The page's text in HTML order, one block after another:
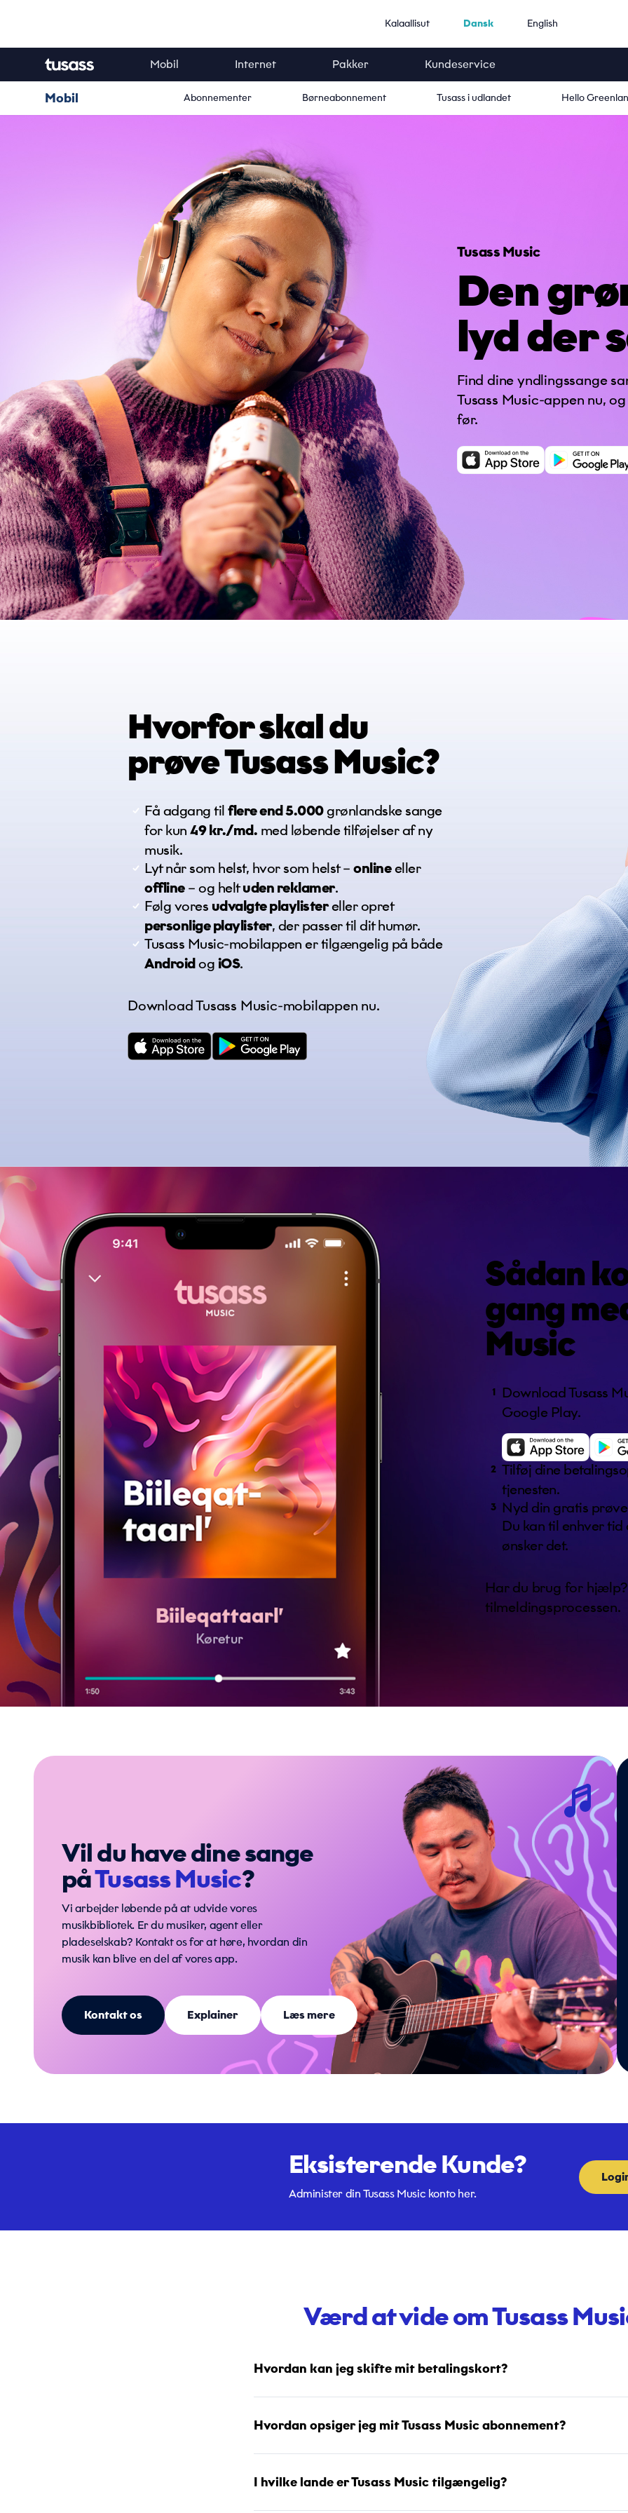
Kalaallisut Dansk English
Mobil Internet Pakker Kundeservice
Mobil Abonnementer Børneabonnement Tusass i udlandet Hello
Tusass Music
Den
lydder
Find dine yndlingssange
Tusass Music-appen nu,
før.
Hvorfor skal du
prøveTusass Music?
Få adgang til flere end 5.000grønlandske sange
for kun 49 kr./md. med løbende tilføjelser af ny
musik.
Lyt når som helst, hvor som helst – onlineeller
offline– og heltuden reklamer.
Følg vores udvalgte playlistereller opret
personlige playlister, der passer til dit humør.
Tusass Music-mobilappen er tilgængelig på både
Androidog iOS.
Download Tusass Music-mobilappen nu.
Sådan
gang
Music
1
Download Tusass
Google Play.
2 Tilføj dine
tjenesten.
3 Nyd din gratis
Du kan til enhver tid
ønsker det.
Har du brug for
tilmeldingsprocessen.
Vil du have dine sange
påTusass Music?
Vi arbejder løbende på at udvide vores
musikbibliotek. Er du musiker, agent eller
pladeselskab? Kontakt os for at høre, hvordan din
musik kan blive en del af vores app.
Kontakt os Explainer Læs mere
Eksisterende Kunde?
Administer din Tusass Music konto her.
Værd at vide om Tusass
Hvordan kan jeg skifte mit betalingskort?
Hvordan opsiger jeg mit Tusass Music abonnement?
I hvilke lande er Tusass Music tilgængelig?
Navn
Email
Emne
Beskrivelse
Vedhæftede filer
Privatlivspolitik
Jeg accepterer, at Tusass bruger indtastede oplysninger i henhold til vores
privatlivspolitik